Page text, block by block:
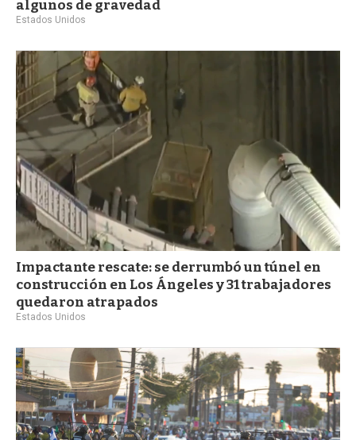
algunos de gravedad
Estados Unidos
Impactante rescate: se derrumbó un túnel en
construcción en Los Ángeles y 31 trabajadores
quedaron atrapados
Estados Unidos